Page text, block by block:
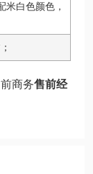
米白色颜色，
商务售前经